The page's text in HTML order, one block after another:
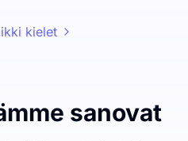
kielet
sanovat